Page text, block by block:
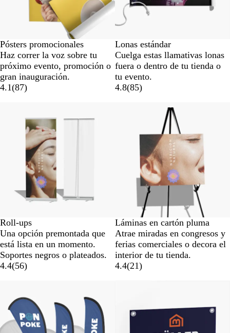
Pósters promocionales
Haz correr la voz sobre tu
próximo evento, promoción o
gran inauguración.
4.1(87)
Lonas estándar
Cuelga estas llamativas lonas
fuera o dentro de tu tienda o
tu evento.
4.8(85)
Roll-ups
Una opción premontada que
está lista en un momento.
Soportes negros o plateados.
4.4(56)
Opciones nuevas
Láminas en cartón pluma
Atrae miradas en congresos y
ferias comerciales o decora el
interior de tu tienda.
4.4(21)